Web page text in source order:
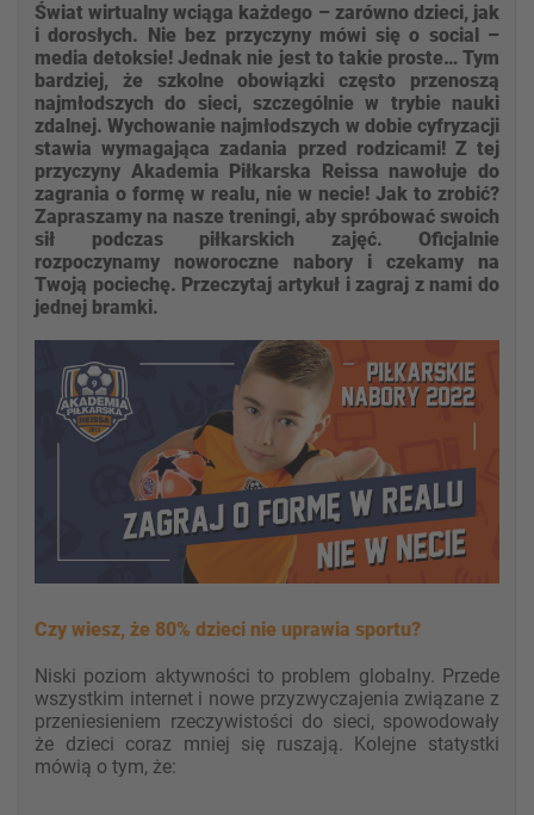
Świat wirtualny wciąga każdego – zarówno dzieci, jak
i dorosłych. Nie bez przyczyny mówi się o social –
media detoksie! Jednak nie jest to takie proste… Tym
bardziej, że szkolne obowiązki często przenoszą
najmłodszych do sieci, szczególnie w trybie nauki
zdalnej. Wychowanie najmłodszych w dobie cyfryzacji
stawia wymagająca zadania przed rodzicami! Z tej
przyczyny Akademia Piłkarska Reissa nawołuje do
zagrania o formę w realu, nie w necie! Jak to zrobić?
Zapraszamy na nasze treningi, aby spróbować swoich
sił podczas piłkarskich zajęć. Oficjalnie
rozpoczynamy noworoczne nabory i czekamy na
Twoją pociechę. Przeczytaj artykuł i zagraj z nami do
jednej bramki.
Czy wiesz, że 80% dzieci nie uprawia sportu?
Niski poziom aktywności to problem globalny. Przede
wszystkim internet i nowe przyzwyczajenia związane z
przeniesieniem rzeczywistości do sieci, spowodowały
że dzieci coraz mniej się ruszają. Kolejne statystki
mówią o tym, że: